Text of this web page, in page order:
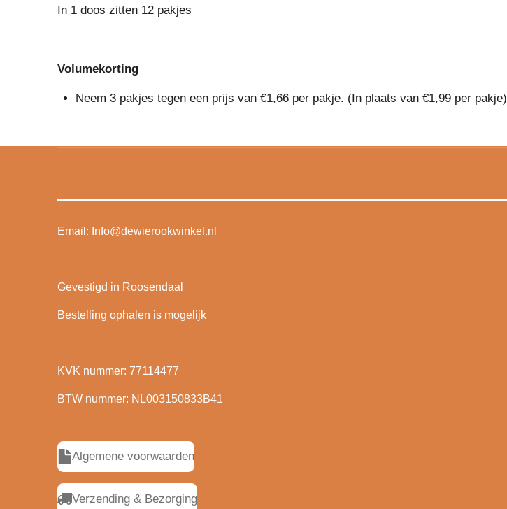
In 1 doos zitten 12 pakjes
Volumekorting
Neem 3 pakjes tegen een prijs van €1,66 per pakje. (In plaats van €1,99 per pakje)
Email: Info@dewierookwinkel.nl
Gevestigd in Roosendaal
Bestelling ophalen is mogelijk
KVK nummer: 77114477
BTW nummer: NL003150833B41
Algemene voorwaarden
Verzending & Bezorging